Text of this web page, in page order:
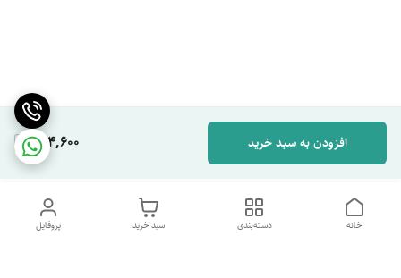
264,600 افزودن به سبد خرید
پروفایل سبد خرید دسته‌بندی خانه